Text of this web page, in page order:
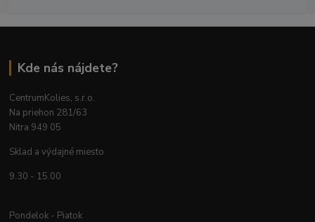
Kde nás nájdete?
CentrumKolies, s.r.o.
Na priehon 281/63
Nitra 949 05
Sklad a výdajné miesto
9.30 - 15.00
Pondelok - Piatok